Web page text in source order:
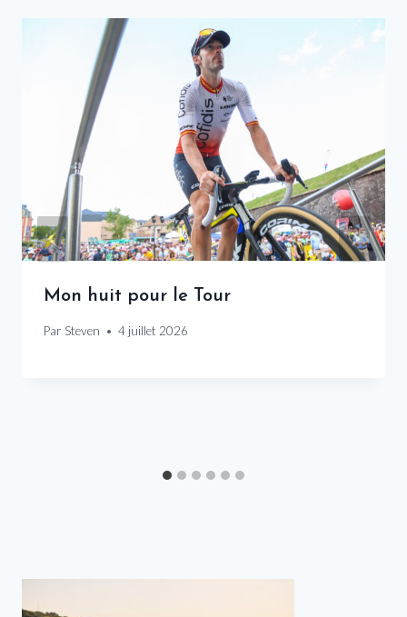
Mon huit pour le Tour
Par Steven 4 juillet 2026